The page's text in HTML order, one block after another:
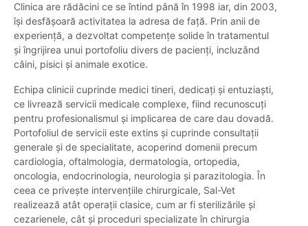
Clinica are rădăcini ce se întind până în 1998 iar, din 2003,
își desfășoară activitatea la adresa de față. Prin anii de
experiență, a dezvoltat competențe solide în tratamentul
și îngrijirea unui portofoliu divers de pacienți, incluzând
câini, pisici și animale exotice.
Echipa clinicii cuprinde medici tineri, dedicați și entuziaști,
ce livrează servicii medicale complexe, fiind recunoscuți
pentru profesionalismul și implicarea de care dau dovadă.
Portofoliul de servicii este extins și cuprinde consultații
generale și de specialitate, acoperind domenii precum
cardiologia, oftalmologia, dermatologia, ortopedia,
oncologia, endocrinologia, neurologia și parazitologia. În
ceea ce privește intervențiile chirurgicale, Sal-Vet
realizează atât operații clasice, cum ar fi sterilizările și
cezarienele, cât și proceduri specializate în chirurgia